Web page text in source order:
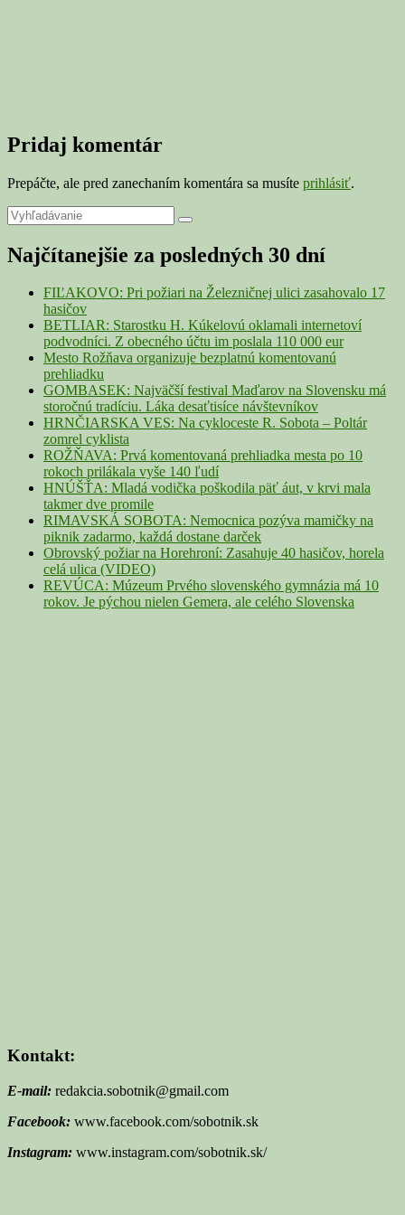
Pridaj komentár
Prepáčte, ale pred zanechaním komentára sa musíte prihlásiť.
Primary
Sidebar
Widget
Area
Search
for:
Search
Najčítanejšie za posledných 30 dní
FIĽAKOVO: Pri požiari na Železničnej ulici zasahovalo 17
hasičov
BETLIAR: Starostku H. Kúkelovú oklamali internetoví
podvodníci. Z obecného účtu im poslala 110 000 eur
Mesto Rožňava organizuje bezplatnú komentovanú
prehliadku
GOMBASEK: Najväčší festival Maďarov na Slovensku má
storočnú tradíciu. Láka desaťtisíce návštevníkov
HRNČIARSKA VES: Na cykloceste R. Sobota – Poltár
zomrel cyklista
ROŽŇAVA: Prvá komentovaná prehliadka mesta po 10
rokoch prilákala vyše 140 ľudí
HNÚŠŤA: Mladá vodička poškodila päť áut, v krvi mala
takmer dve promile
RIMAVSKÁ SOBOTA: Nemocnica pozýva mamičky na
piknik zadarmo, každá dostane darček
Obrovský požiar na Horehroní: Zasahuje 40 hasičov, horela
celá ulica (VIDEO)
REVÚCA: Múzeum Prvého slovenského gymnázia má 10
rokov. Je pýchou nielen Gemera, ale celého Slovenska
Kontakt:
E-mail: redakcia.sobotnik@gmail.com
Facebook: www.facebook.com/sobotnik.sk
Instagram: www.instagram.com/sobotnik.sk/